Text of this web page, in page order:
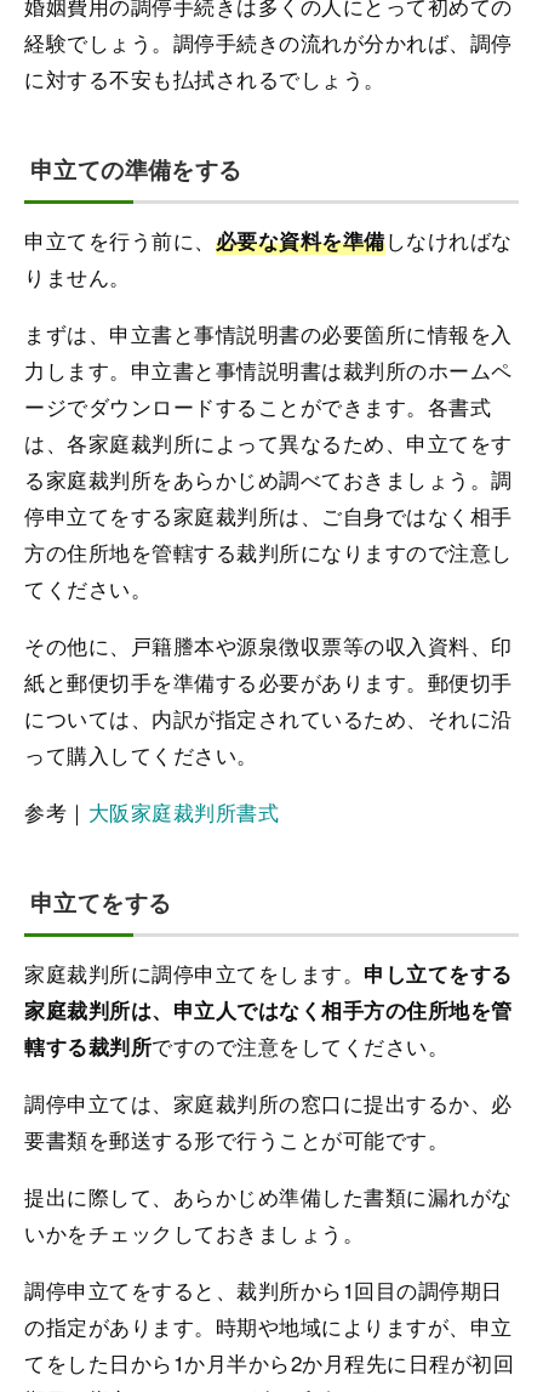
経験でしょう。調停手続きの流れが分かれば、調停
に対する不安も払拭されるでしょう。
申立ての準備をする
申立てを行う前に、 必要な資料を準備しなければな
りません。
まずは、申立書と事情説明書の必要箇所に情報を入
力します。申立書と事情説明書は裁判所のホームペ
ージでダウンロードすることができます。各書式
は、各家庭裁判所によって異なるため、申立てをす
る家庭裁判所をあらかじめ調べておきましょう。調
停申立てをする家庭裁判所は、ご自身ではなく相手
方の住所地を管轄する裁判所になりますので注意し
てください。
その他に、戸籍謄本や源泉徴収票等の収入資料、印
紙と郵便切手を準備する必要があります。郵便切手
については、内訳が指定されているため、それに沿
って購入してください。
参考｜ 大阪家庭裁判所書式
申立てをする
家庭裁判所に調停申立てをします。 申し立てをする
家庭裁判所は、申立人ではなく相手方の住所地を管
轄する裁判所ですので注意をしてください。
調停申立ては、家庭裁判所の窓口に提出するか、必
要書類を郵送する形で行うことが可能です。
提出に際して、あらかじめ準備した書類に漏れがな
いかをチェックしておきましょう。
調停申立てをすると、裁判所から1回目の調停期日
の指定があります。時期や地域によりますが、申立
てをした日から1か月半から2か月程先に日程が初回